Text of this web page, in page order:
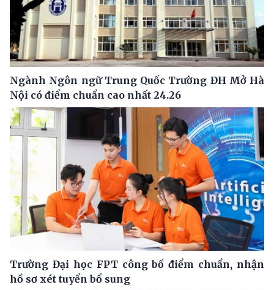
Ngành Ngôn ngữ Trung Quốc Trường ĐH Mở Hà
Nội có điểm chuẩn cao nhất 24.26
Trường Đại học FPT công bố điểm chuẩn, nhận
hồ sơ xét tuyển bổ sung